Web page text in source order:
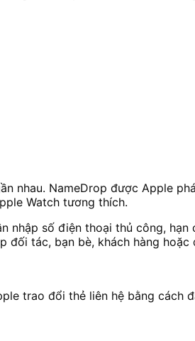
nhau. NameDrop được Apple
Watch tương thích.
nhập số điện thoại thủ công, hạn
đối tác, bạn bè, khách hàng hoặc
trao đổi thẻ liên hệ bằng cách